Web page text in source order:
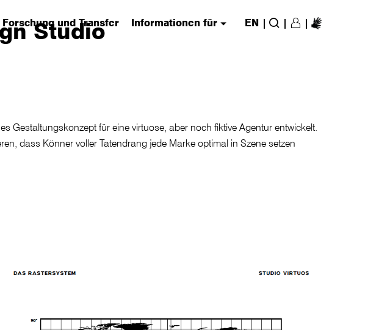
Forschung und Transfer
(has submenu) Informationen für
(has submenu) EN | Suche
| Login/Register
|
Studio
Gestaltungskonzept für eine virtuose, aber noch fiktive Agentur entwickelt.
dass Könner voller Tatendrang jede Marke optimal in Szene setzen